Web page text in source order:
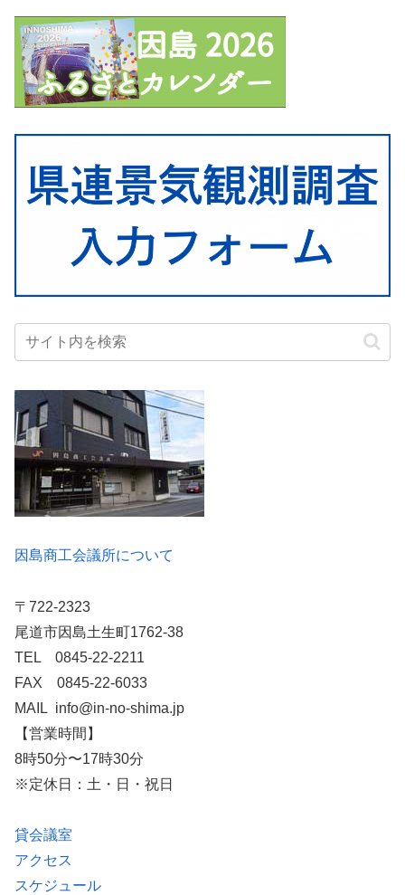
因島商工会議所について
〒722-2323
尾道市因島土生町1762-38
TEL 0845-22-2211
FAX 0845-22-6033
MAIL info@in-no-shima.jp
【営業時間】
8時50分〜17時30分
※定休日：土・日・祝日
貸会議室
アクセス
スケジュール